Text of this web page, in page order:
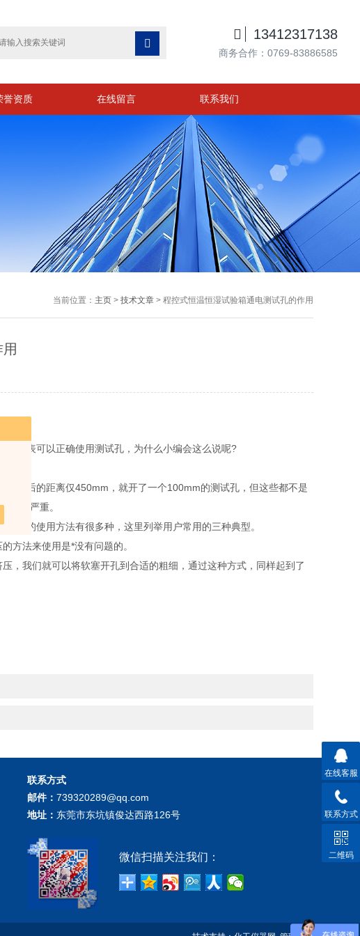

 13412317138
商务合作：0769-83886585
誉资质 在线留言 联系我们
当前位置： 主页> 技术文章> 程控式恒温恒湿试验箱通电测试孔的作用
代表可以正确使用测试孔，为什么小编会这么说呢?
前后的距离仅450mm，就开了一个100mm的测试孔，但这些都不是
果很严重。
塞的使用方法有很多种，这里列举用户常用的三种典型。
方法来使用是*没有问题的。
，我们就可以将软塞开孔到合适的粗细，通过这种方式，同样起到了
联系方式
邮件： 739320289@qq.com
地址： 东莞市东坑镇俊达西路126号
微信扫描关注我们：
在线客服
联系方式
二维码